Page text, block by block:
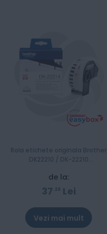
Rola etichete originala Brother
DK22210 / DK-22210
29mm x 30.48m
de la:
37 26 Lei
Vezi mai mult
Stoc epuizat